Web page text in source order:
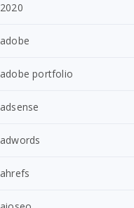
2020
adobe
adobe portfolio
adsense
adwords
ahrefs